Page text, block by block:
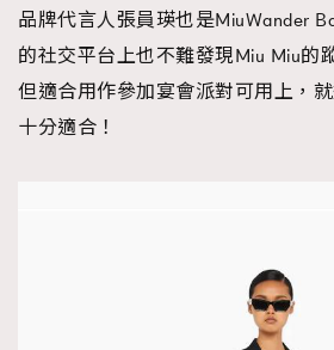
品牌代言人張員瑛也是MiuWander
的社交平台上也不難發現Miu Miu的
但適合用作參加宴會派對可用上，
十分適合！